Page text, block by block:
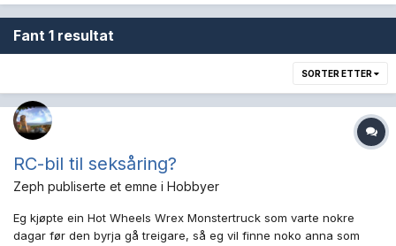
Fant 1 resultat
SORTER ETTER
RC-bil til seksåring?
Zeph publiserte et emne i Hobbyer
Eg kjøpte ein Hot Wheels Wrex Monstertruck som varte nokre
dagar før den byrja gå treigare, så eg vil finne noko anna som